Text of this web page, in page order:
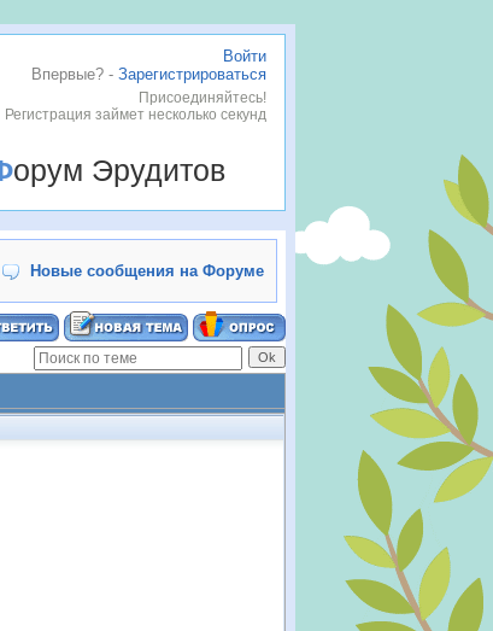
Войти
Впервые? - Зарегистрироваться
Присоединяйтесь!
Регистрация займет несколько секунд
Форум Эрудитов
Новые сообщения на Форуме